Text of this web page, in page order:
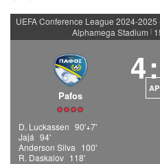
Alphamega Stadium |
Pafos
4:
AP
D. Luckassen 90'+7'
Jajá 94'
Anderson Silva 100'
R. Daskalov 118'